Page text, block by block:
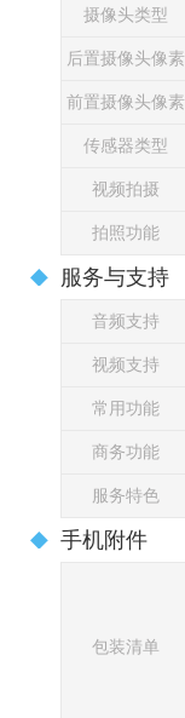
摄像头类型
后置摄像头像素
前置摄像头像素
传感器类型
视频拍摄
拍照功能
服务与支持
音频支持
视频支持
常用功能
商务功能
服务特色
手机附件
包装清单